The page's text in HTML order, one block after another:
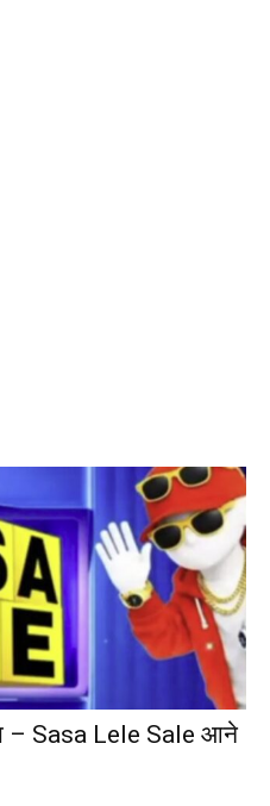
– Sasa Lele Sale आने